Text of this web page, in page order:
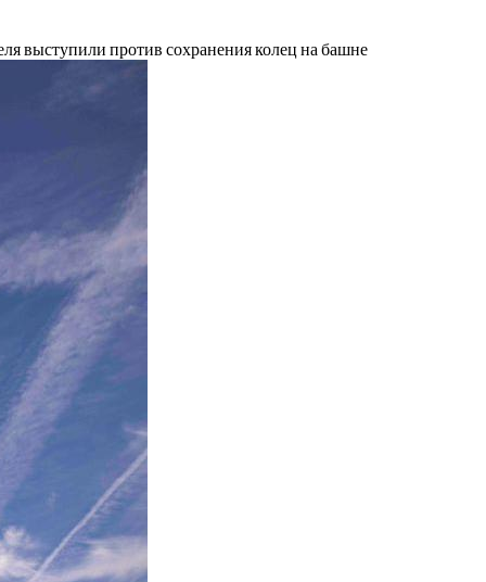
выступили против сохранения колец на башне